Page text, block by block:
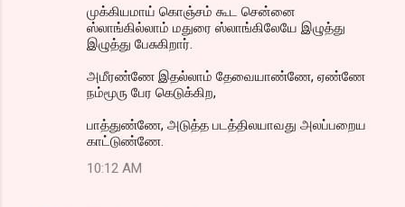
முக்கியமாய் கொஞ்சம் கூட சென்னை
ஸ்லாங்கில்லாம் மதுரை ஸ்லாங்கிலேயே இழுத்து
இழுத்து பேசுகிறார்.
அமீரண்ணே இதல்லாம் தேவையாண்ணே, ஏண்ணே
நம்மூரு பேர கெடுக்கிற,
பாத்துண்ணே, அடுத்த படத்திலயாவது அலப்பறைய
காட்டுண்ணே.
10:12 AM